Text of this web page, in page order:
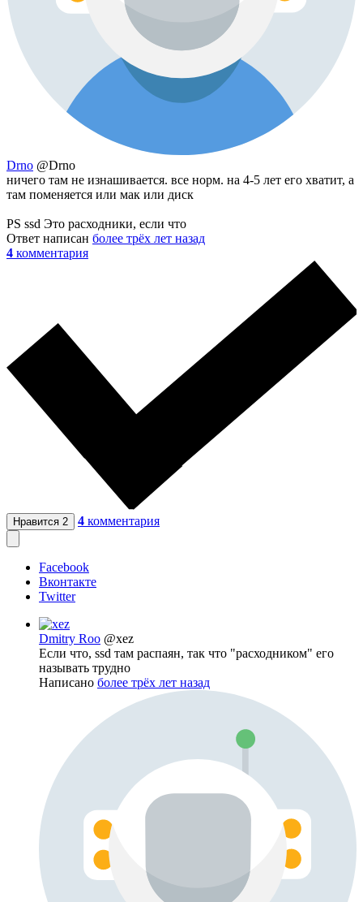
Drno @Drno
ничего там не изнашивается. все норм. на 4-5 лет его хватит, а
там поменяется или мак или диск
PS ssd Это расходники, если что
Ответ написан более трёх лет назад
4 комментария
Нравится 2 4 комментария
Facebook
Вконтакте
Twitter
Dmitry Roo @xez
Если что, ssd там распаян, так что "расходником" его
называть трудно
Написано более трёх лет назад